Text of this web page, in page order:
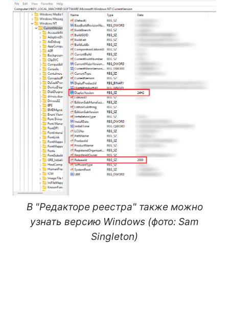
В "Редакторе реестра" также можно
узнать версию Windows (фото: Sam
Singleton)